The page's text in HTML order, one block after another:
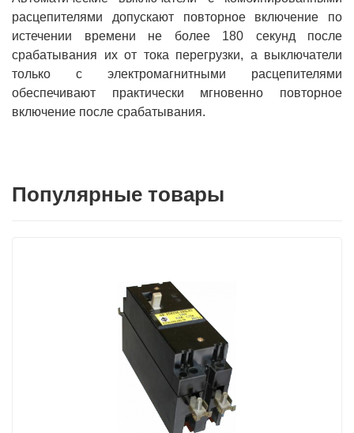
расцепителями допускают повторное включение по
истечении времени не более 180 секунд после
срабатывания их от тока перегрузки, а выключатели
только с электромагнитными расцепителями
обеспечивают практически мгновенно повторное
включение после срабатывания.
Популярные товары